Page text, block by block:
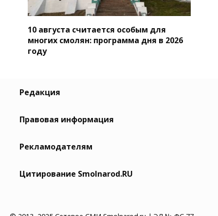
10 августа считается особым для
многих смолян: программа дня в 2026
году
Редакция
Правовая информация
Рекламодателям
Цитирование Smolnarod.RU